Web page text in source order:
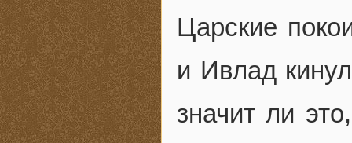
Царские
и Ивлад
значит ли